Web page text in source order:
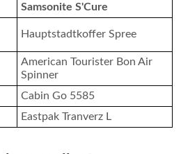
Samsonite S'Cure
Hauptstadtkoffer Spree
American Tourister Bon Air
Spinner
Cabin Go 5585
Eastpak Tranverz L